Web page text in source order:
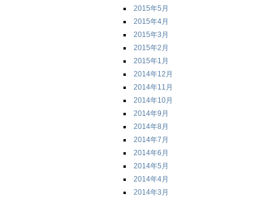
2015年5月
2015年4月
2015年3月
2015年2月
2015年1月
2014年12月
2014年11月
2014年10月
2014年9月
2014年8月
2014年7月
2014年6月
2014年5月
2014年4月
2014年3月